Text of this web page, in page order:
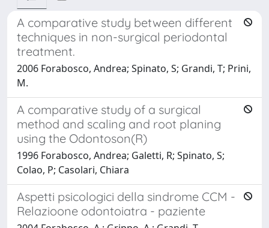
A comparative study between different
techniques in non-surgical periodontal
treatment.
2006 Forabosco, Andrea; Spinato, S; Grandi, T; Prini,
M.
A comparative study of a surgical
method and scaling and root planing
using the Odontoson(R)
1996 Forabosco, Andrea; Galetti, R; Spinato, S;
Colao, P; Casolari, Chiara
Aspetti psicologici della sindrome CCM -
Relazioone odontoiatra - paziente